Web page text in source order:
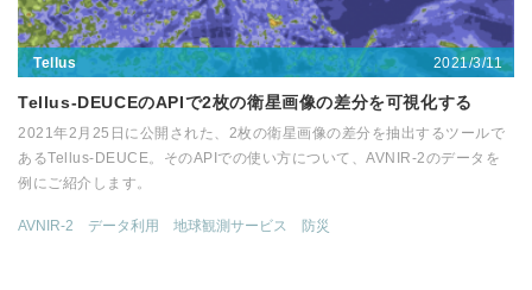
Tellus 2021/3/11
Tellus-DEUCEのAPIで2枚の衛星画像の差分を可視化する
2021年2月25日に公開された、2枚の衛星画像の差分を抽出するツールで
あるTellus-DEUCE。そのAPIでの使い方について、AVNIR-2のデータを
例にご紹介します。
AVNIR-2 データ利用 地球観測サービス 防災